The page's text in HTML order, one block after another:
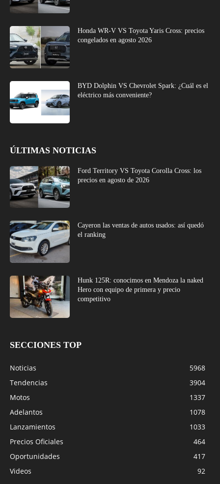
Honda WR-V VS Toyota Yaris Cross: precios
congelados en agosto 2026
BYD Dolphin VS Chevrolet Spark: ¿Cuál es el
eléctrico más conveniente?
ÚLTIMAS NOTICIAS
Ford Territory VS Toyota Corolla Cross: los
precios en agosto de 2026
Cayeron las ventas de autos usados: así quedó
el ranking
Hunk 125R: conocimos en Mendoza la naked
Hero con equipo de primera y precio
competitivo
SECCIONES TOP
Noticias
5968
Tendencias
3904
Motos
1337
Adelantos
1078
Lanzamientos
1033
Precios Oficiales
464
Oportunidades
417
Videos
92